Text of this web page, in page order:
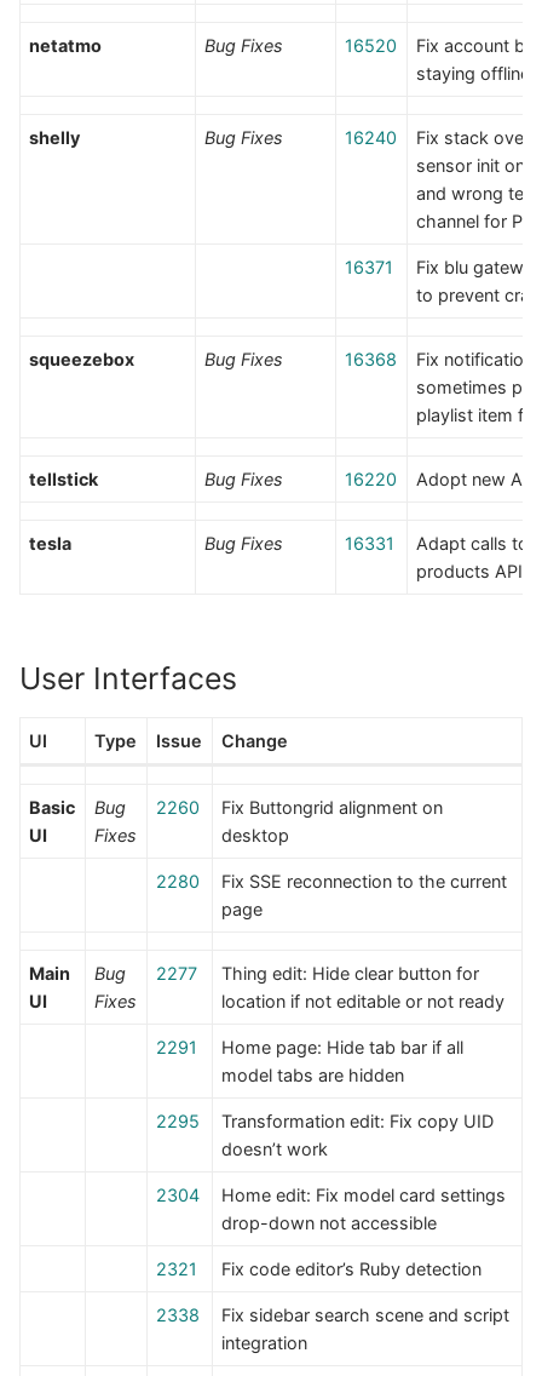
netatmo Bug Fixes 16520
Fix account
staying offline
shelly Bug Fixes 16240
Fix stack
sensor init on
and wrong
channel for
16371
Fix blu
to prevent
squeezebox Bug Fixes 16368
Fix notification
sometimes
playlist item
tellstick Bug Fixes 16220 Adopt new API
tesla Bug Fixes 16331
Adapt calls to
products API
User Interfaces
UI Type Issue Change
Basic
UI
Bug
Fixes
2260
Fix Buttongrid alignment on
desktop
2280
Fix SSE reconnection to the current
page
Main
UI
Bug
Fixes
2277
Thing edit: Hide clear button for
location if not editable or not ready
2291
Home page: Hide tab bar if all
model tabs are hidden
2295
Transformation edit: Fix copy UID
doesn’t work
2304
Home edit: Fix model card settings
drop-down not accessible
2321 Fix code editor’s Ruby detection
2338
Fix sidebar search scene and script
integration